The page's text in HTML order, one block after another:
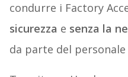
condurre i Factory
sicurezza e senza la
da parte del